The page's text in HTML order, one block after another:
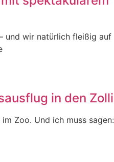
und wir natürlich fleißig auf
in den Zolli
Zoo. Und ich muss sagen: